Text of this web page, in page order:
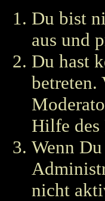
Du bist
aus und
Du hast
betreten.
Hilfe des
Wenn
nicht